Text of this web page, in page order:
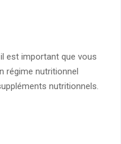
est important que vous
régime nutritionnel
nutritionnels.